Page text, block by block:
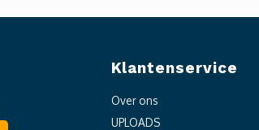
Klantenservice
Over ons
UPLOADS